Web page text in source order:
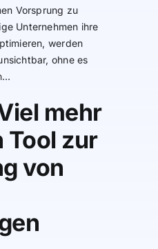
Vorsprung zu
Unternehmen ihre
werden
ohne es
mehr
Tool zur
von